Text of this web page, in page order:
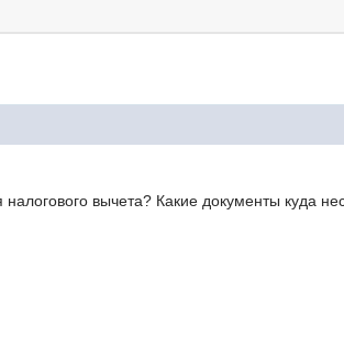
вычета? Какие документы куда